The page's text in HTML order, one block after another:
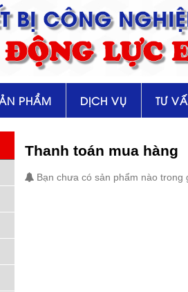
BỊ CÔNG
ĐỘNG LỰC
PHẨM DỊCH VỤ TƯ
Thanh toán mua hàng
Bạn chưa có sản phẩm nào trong